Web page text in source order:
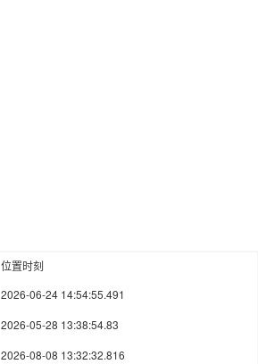
位置时刻
2026-06-24 14:54:55.491
2026-05-28 13:38:54.83
2026-08-08 13:32:32.816